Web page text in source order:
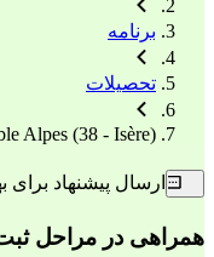
برنامه
تحصیلات
Alpes (38 - Isère)
ارسال پیشنهاد برای
همراهی در مراحل